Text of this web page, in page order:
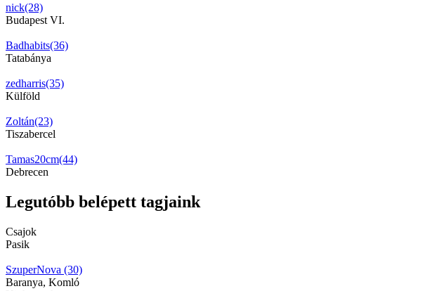
nick(28)
Budapest VI.
Badhabits(36)
Tatabánya
zedharris(35)
Külföld
Zoltán(23)
Tiszabercel
Tamas20cm(44)
Debrecen
Legutóbb belépett tagjaink
Csajok
Pasik
SzuperNova (30)
Baranya, Komló